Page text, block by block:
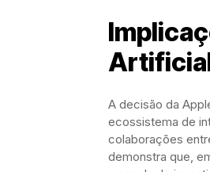
A decisão da
ecossistema de
colaborações
demonstra que,